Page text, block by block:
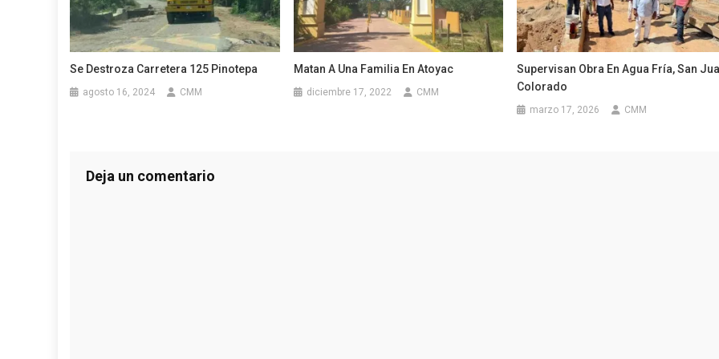
Se Destroza Carretera 125 Pinotepa
agosto 16, 2024 CMM
Matan A Una Familia En Atoyac
diciembre 17, 2022 CMM
Supervisan Obra En Agua Fría, San
Colorado
marzo 17, 2026 CMM
Deja un comentario